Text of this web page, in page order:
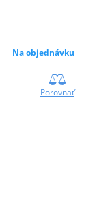
Na objednávku
Porovnať